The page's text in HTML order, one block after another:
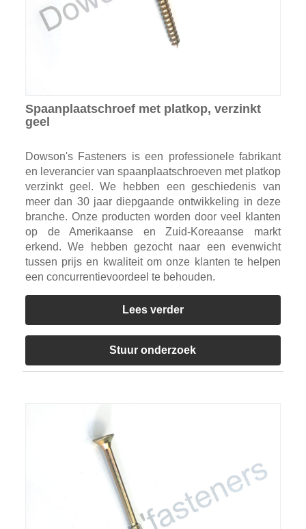
Spaanplaatschroef met platkop, verzinkt
geel
Dowson's Fasteners is een professionele fabrikant
en leverancier van spaanplaatschroeven met platkop
verzinkt geel. We hebben een geschiedenis van
meer dan 30 jaar diepgaande ontwikkeling in deze
branche. Onze producten worden door veel klanten
op de Amerikaanse en Zuid-Koreaanse markt
erkend. We hebben gezocht naar een evenwicht
tussen prijs en kwaliteit om onze klanten te helpen
een concurrentievoordeel te behouden.
Lees verder
Stuur onderzoek